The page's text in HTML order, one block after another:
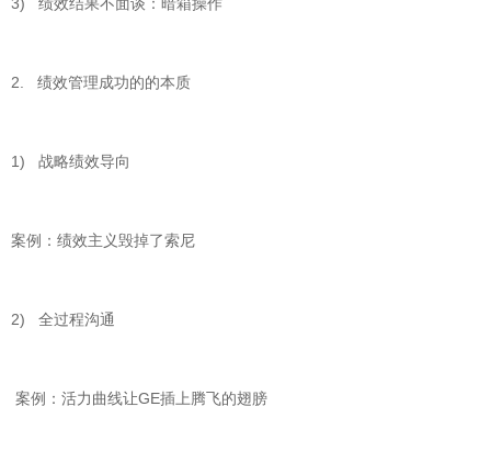
2. 绩效管理成功的的本质
1) 战略绩效导向
案例：绩效主义毁掉了索尼
2) 全过程沟通
案例：活力曲线让GE插上腾飞的翅膀